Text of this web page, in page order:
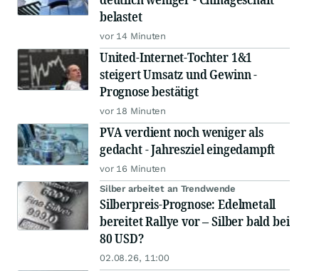
belastet
vor 14 Minuten
United-Internet-Tochter 1&1
steigert Umsatz und Gewinn -
Prognose bestätigt
vor 18 Minuten
PVA verdient noch weniger als
gedacht - Jahresziel eingedampft
vor 16 Minuten
Silber arbeitet an Trendwende
Silberpreis-Prognose: Edelmetall
bereitet Rallye vor – Silber bald bei
80 USD?
02.08.26, 11:00